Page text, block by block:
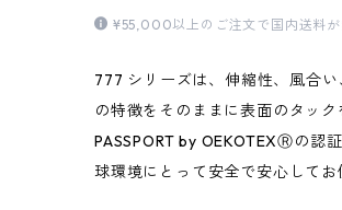
¥55,000以上のご注文で国内送料が
777 シリーズは、伸縮性、風合
の特徴をそのままに表面のタッ
PASSPORT by OEKOTEXⓇの認
球環境にとって安全で安心して